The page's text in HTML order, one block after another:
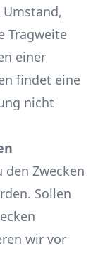
Tragweite
einer
findet eine
nicht
Zwecken
Sollen
wir vor